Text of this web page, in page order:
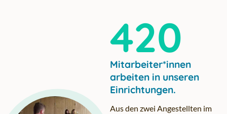
420
Mitarbeiter*innen
arbeiten in unseren
Einrichtungen.
Aus den zwei Angestellten im